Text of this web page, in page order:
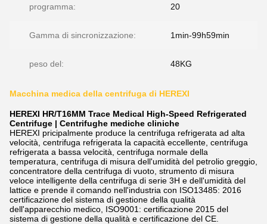
programma: 20
Gamma di sincronizzazione: 1min-99h59min
peso del: 48KG
Macchina medica della centrifuga di HEREXI
HEREXI HR/T16MM Trace Medical High-Speed Refrigerated
Centrifuge | Centrifughe mediche cliniche
HEREXI pricipalmente produce la centrifuga refrigerata ad alta
velocità, centrifuga refrigerata la capacità eccellente, centrifuga
refrigerata a bassa velocità, centrifuga normale della
temperatura, centrifuga di misura dell'umidità del petrolio greggio,
concentratore della centrifuga di vuoto, strumento di misura
veloce intelligente della centrifuga di serie 3H e dell'umidità del
lattice e prende il comando nell'industria con ISO13485: 2016
certificazione del sistema di gestione della qualità
dell'apparecchio medico, ISO9001: certificazione 2015 del
sistema di gestione della qualità e certificazione del CE.